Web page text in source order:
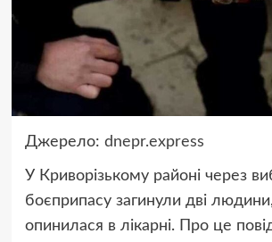
Джерело: dnepr.express
У Криворізькому районі через
боєприпасу загинули дві
опинилася в лікарні. Про це